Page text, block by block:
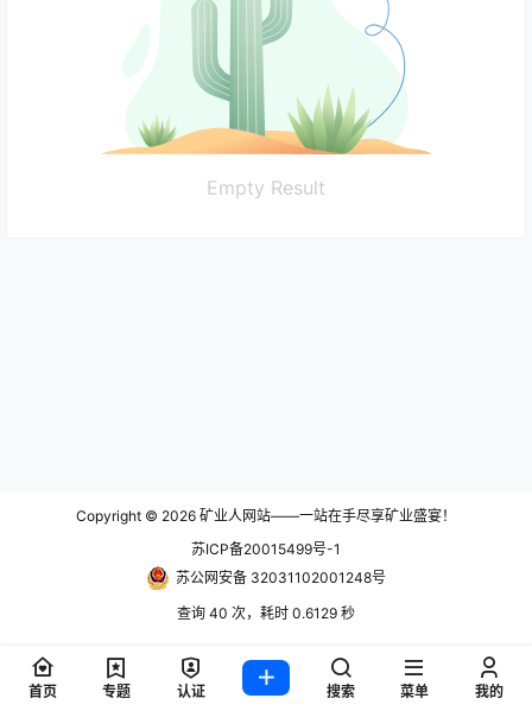
Empty Result
Copyright © 2026 矿业人网站——一站在手尽享矿业盛宴！
苏ICP备20015499号-1
苏公网安备 32031102001248号
查询 40 次，耗时 0.6129 秒
首页 专题 认证 搜索 菜单 我的